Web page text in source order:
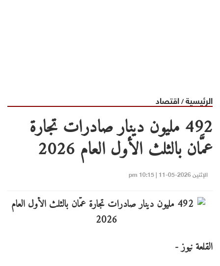
الرئيسية/اقتصاد
492 مليون دينار صادرات تجارة
عمَّان بالثلث الأول العام 2026
الإثنين 2026-05-11 | 10:15 pm
القلعة نيوز -